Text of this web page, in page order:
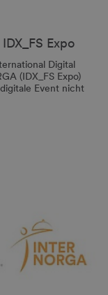
Expo
Digital
(IDX_FS Expo)
Event nicht